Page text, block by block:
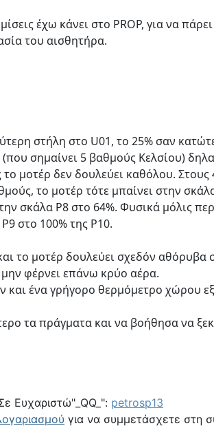
έχω κάνει στο PROP, για να
του αισθητήρα.
στήλη στο U01, το 25% σαν
σημαίνει 5 βαθμούς Κελσίου)
το μοτέρ δεν δουλεύει καθόλου.
το μοτέρ τότε μπαίνει στην
σκάλα P8 στο 64%. Φυσικά μόλις
στο 100% της P10.
το μοτέρ δουλεύει σχεδόν
φέρνει επάνω κρύο αέρα.
και ένα γρήγορο θερμόμετρο χώρου
τα πράγματα και να βοήθησα να
Ευχαριστώ"_QQ_": petrosp13
για να συμμετάσχετε στη